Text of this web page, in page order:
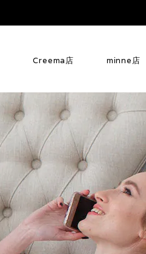
Creema店 minne店